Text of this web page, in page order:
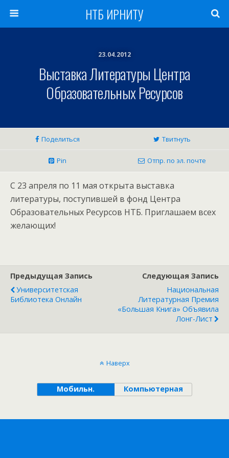
НТБ ИРНИТУ
23.04.2012
Выставка Литературы Центра
Образовательных Ресурсов
Поделиться Твитнуть
Pin Отпр. по эл. почте
С 23 апреля по 11 мая открыта выставка
литературы, поступившей в фонд Центра
Образовательных Ресурсов НТБ. Приглашаем всех
желающих!
Предыдущая Запись
Университетская
Библиотека Онлайн
Следующая Запись
Национальная
Литературная Премия
«Большая Книга» Объявила
Лонг-Лист
Наверх
Мобильн. Компьютерная